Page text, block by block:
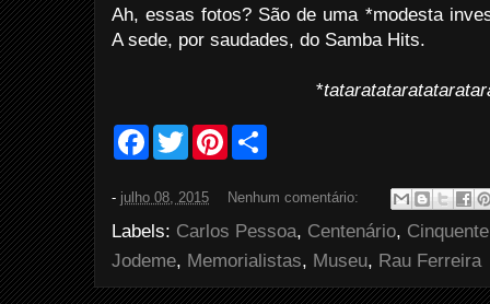
Ah, essas fotos? São de uma *modesta
A sede, por saudades, do Samba Hits.
*
F
b
o
k
T
w
t
r
P
e
e
s
t
e
- julho 08, 2015 Nenhum comentário:
Labels: Carlos Pessoa, Centenário,
Jodeme, Memorialistas, Museu, Rau Ferreira